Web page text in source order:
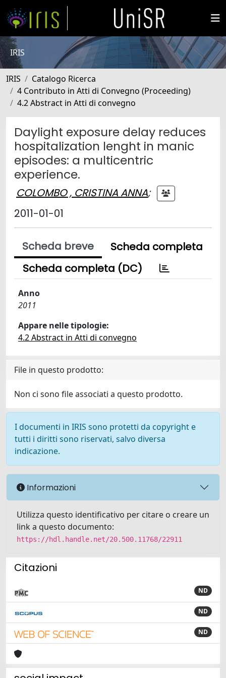
IRIS
IRIS
Catalogo Ricerca
4 Contributo in Atti di Convegno (Proceeding)
4.2 Abstract in Atti di convegno
Daylight exposure delay reduces
hospitalization lenght in manic
episodes: a multicentric
experience.
COLOMBO , CRISTINA ANNA;
2011-01-01
Scheda breve
Scheda completa
Scheda completa (DC)
Anno
2011
Appare nelle tipologie:
4.2 Abstract in Atti di convegno
File in questo prodotto:
Non ci sono file associati a questo prodotto.
I documenti in IRIS sono protetti da copyright e
tutti i diritti sono riservati, salvo diversa
indicazione.
Informazioni
Utilizza questo identificativo per citare o creare un
link a questo documento:
https://hdl.handle.net/20.500.11768/22911
Citazioni
ND
ND
ND